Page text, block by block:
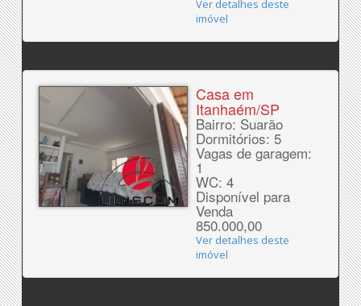
Ver detalhes deste
imóvel
Casa em
Itanhaém/SP
Bairro: Suarão
Dormitórios: 5
Vagas de garagem:
1
WC: 4
Disponível para
Venda
850.000,00
Ver detalhes deste
imóvel